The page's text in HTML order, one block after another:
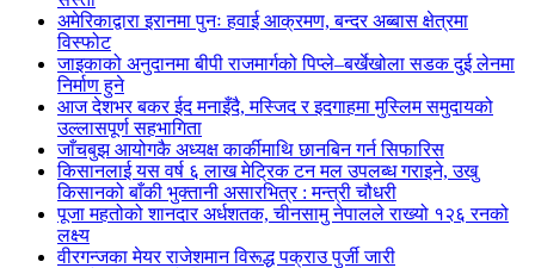
अमेरिकाद्वारा इरानमा पुनः हवाई आक्रमण, बन्दर अब्बास क्षेत्रमा
विस्फोट
जाइकाको अनुदानमा बीपी राजमार्गको पिप्ले–बर्खेखोला सडक दुई लेनमा
निर्माण हुने
आज देशभर बकर ईद मनाइँदै, मस्जिद र इदगाहमा मुस्लिम समुदायको
उल्लासपूर्ण सहभागिता
जाँचबुझ आयोगकै अध्यक्ष कार्कीमाथि छानबिन गर्न सिफारिस
किसानलाई यस वर्ष ६ लाख मेट्रिक टन मल उपलब्ध गराइने, उखु
किसानको बाँकी भुक्तानी असारभित्र : मन्त्री चौधरी
पूजा महतोको शानदार अर्धशतक, चीनसामु नेपालले राख्यो १२६ रनको
लक्ष्य
वीरगन्जका मेयर राजेशमान विरूद्ध पक्राउ पुर्जी जारी